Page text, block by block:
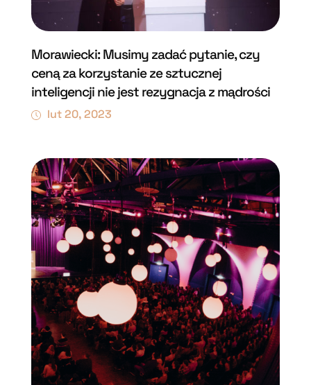
Morawiecki: Musimy zadać pytanie, czy
ceną za korzystanie ze sztucznej
inteligencji nie jest rezygnacja z mądrości
lut 20, 2023